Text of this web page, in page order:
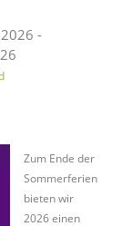
-
Zum Ende der
Sommerferien
bieten wir
2026 einen